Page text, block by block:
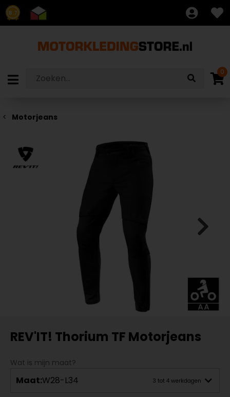
8.7
0
Motorjeans
REV'IT! Thorium TF Motorjeans
Wat is mijn maat?
Maat:W28-L34 3 tot 4 werkdagen